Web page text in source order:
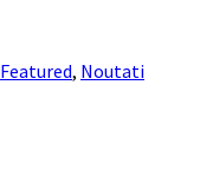
Featured, Noutati